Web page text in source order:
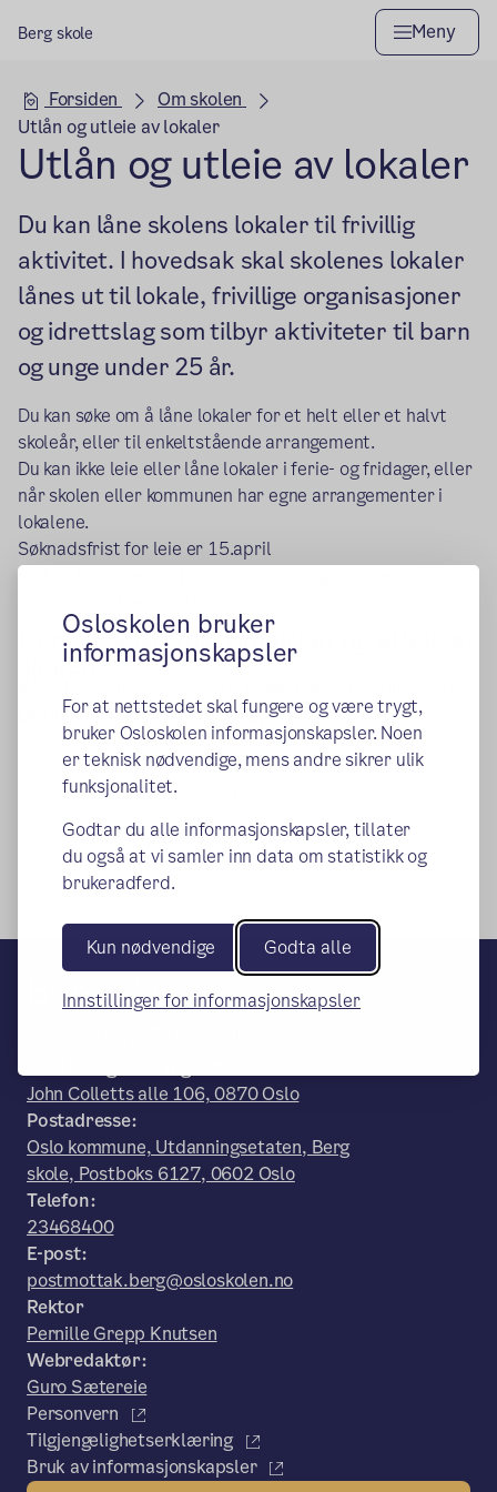
Osloskolen bruker
informasjonskapsler
For at nettstedet skal fungere og være trygt,
bruker Osloskolen informasjonskapsler. Noen
er teknisk nødvendige, mens andre sikrer ulik
funksjonalitet.
Godtar du alle informasjonskapsler, tillater
du også at vi samler inn data om statistikk og
brukeradferd.
Kun nødvendige Godta alle
Innstillinger for informasjonskapsler
Berg skole Meny
Hovedseksjon
Forsiden
Om skolen
Utlån og utleie av lokaler
Utlån og utleie av lokaler
Du kan låne skolens lokaler til frivillig
aktivitet. I hovedsak skal skolenes lokaler
lånes ut til lokale, frivillige organisasjoner
og idrettslag som tilbyr aktiviteter til barn
og unge under 25 år.
Du kan søke om å låne lokaler for et helt eller et halvt
skoleår, eller til enkeltstående arrangement.
Du kan ikke leie eller låne lokaler i ferie- og fridager, eller
når skolen eller kommunen ­­­har egne arrangementer i
lokalene.
Søknadsfrist for leie er 15.april
Du kan lese mer om priser og søknadsprosessen på
Har du spørsmål om utlån og utleie av
skolen?
Du finner vår kontaktinformasjon her.
Publisert:12.01.2024
Berg skole
John Colletts alle 106, 0870 Oslo
Postadresse:
Oslo kommune, Utdanningsetaten, Berg
skole, Postboks 6127, 0602 Oslo
Telefon:
23468400
E-post:
postmottak.berg@osloskolen.no
Rektor
Pernille Grepp Knutsen
Webredaktør:
Guro Sætereie
Personvern
Tilgjengelighetserklæring
Bruk av informasjonskapsler